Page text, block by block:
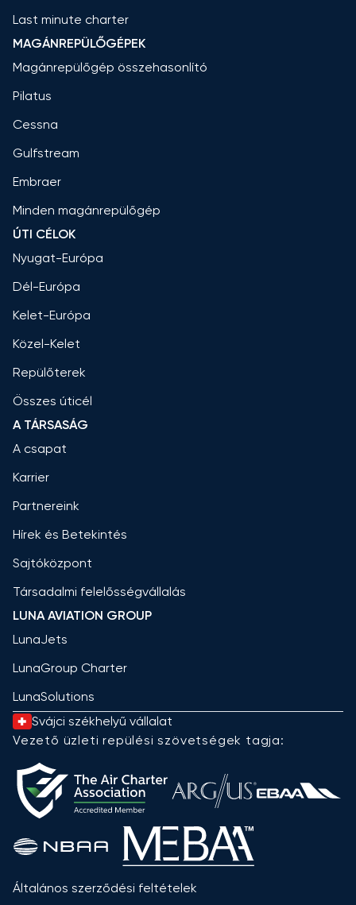
Last minute charter
MAGÁNREPÜLŐGÉPEK
Magánrepülőgép összehasonlító
Pilatus
Cessna
Gulfstream
Embraer
Minden magánrepülőgép
ÚTI CÉLOK
Nyugat-Európa
Dél-Európa
Kelet-Európa
Közel-Kelet
Repülőterek
Összes úticél
A TÁRSASÁG
A csapat
Karrier
Partnereink
Hírek és Betekintés
Sajtóközpont
Társadalmi felelősségvállalás
LUNA AVIATION GROUP
LunaJets
LunaGroup Charter
LunaSolutions
Svájci székhelyű vállalat
Vezető üzleti repülési szövetségek tagja:
Általános szerződési feltételek